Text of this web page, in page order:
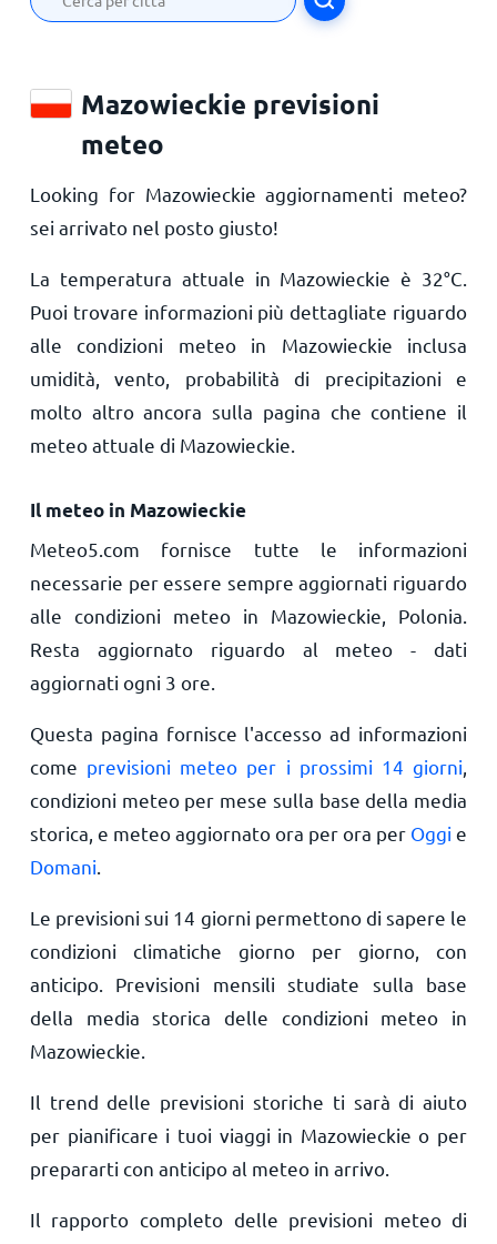
Mazowieckie previsioni
meteo
Looking for Mazowieckie aggiornamenti meteo?
sei arrivato nel posto giusto!
La temperatura attuale in Mazowieckie è 32°C
Puoi trovare informazioni più dettagliate riguardo
alle condizioni meteo in Mazowieckie inclusa
umidità, vento, probabilità di precipitazioni e
molto altro ancora sulla pagina che contiene il
meteo attuale di Mazowieckie.
Il meteo in Mazowieckie
Meteo5.com fornisce tutte le informazioni
necessarie per essere sempre aggiornati riguardo
alle condizioni meteo in Mazowieckie, Polonia.
Resta aggiornato riguardo al meteo - dati
aggiornati ogni 3 ore.
Questa pagina fornisce l'accesso ad informazioni
come previsioni meteo per i prossimi 14 giorni
condizioni meteo per mese sulla base della media
storica, e meteo aggiornato ora per ora per Oggi e
Domani
Le previsioni sui 14 giorni permettono di sapere le
condizioni climatiche giorno per giorno, con
anticipo. Previsioni mensili studiate sulla base
della media storica delle condizioni meteo in
Mazowieckie.
Il trend delle previsioni storiche ti sarà di aiuto
per pianificare i tuoi viaggi in Mazowieckie o per
prepararti con anticipo al meteo in arrivo.
Il rapporto completo delle previsioni meteo di